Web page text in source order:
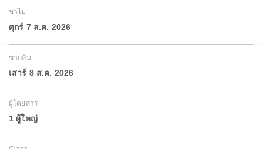
ขาไป
ศุกร์ 7 ส.ค. 2026
ขากลับ
เสาร์ 8 ส.ค. 2026
ผู้โดยสาร
1 ผู้ใหญ่